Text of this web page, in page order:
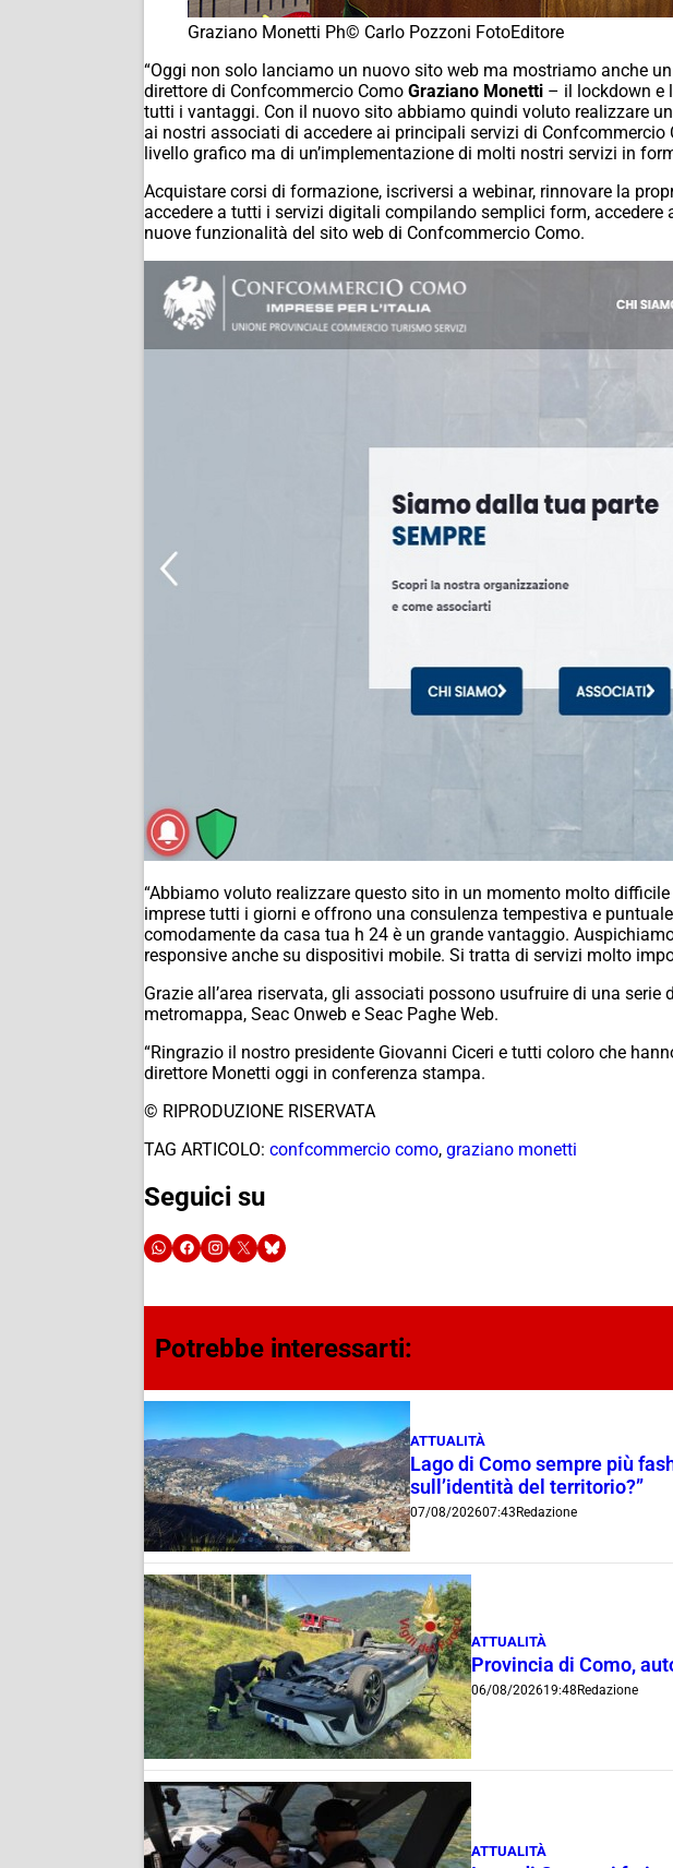
Graziano Monetti Ph© Carlo Pozzoni FotoEditore
“Oggi non solo lanciamo un nuovo sito web ma mostriamo anche
direttore di Confcommercio Como Graziano Monetti – il lockdown e
tutti i vantaggi. Con il nuovo sito abbiamo quindi voluto realizzare
ai nostri associati di accedere ai principali servizi di
livello grafico ma di un’implementazione di molti nostri servizi in
Acquistare corsi di formazione, iscriversi a webinar, rinnovare la
accedere a tutti i servizi digitali compilando semplici form,
nuove funzionalità del sito web di Confcommercio Como.
“Abbiamo voluto realizzare questo sito in un momento molto
imprese tutti i giorni e offrono una consulenza tempestiva e
comodamente da casa tua h 24 è un grande vantaggio.
responsive anche su dispositivi mobile. Si tratta di servizi molto
Grazie all’area riservata, gli associati possono usufruire di una
metromappa, Seac Onweb e Seac Paghe Web.
“Ringrazio il nostro presidente Giovanni Ciceri e tutti coloro che
direttore Monetti oggi in conferenza stampa.
© RIPRODUZIONE RISERVATA
TAG ARTICOLO: confcommercio como, graziano monetti
Seguici su
Potrebbe interessarti:
ATTUALITÀ
Lago di Como sempre più
sull’identità del territorio?”
07/08/202607:43Redazione
ATTUALITÀ
Provincia di Como,
06/08/202619:48 Redazione
ATTUALITÀ